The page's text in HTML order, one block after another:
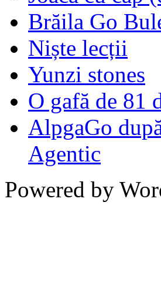
Brăila Go
Niște lecții
Yunzi stones
O gafă de 81
AlpgaGo
Agentic
Powered by